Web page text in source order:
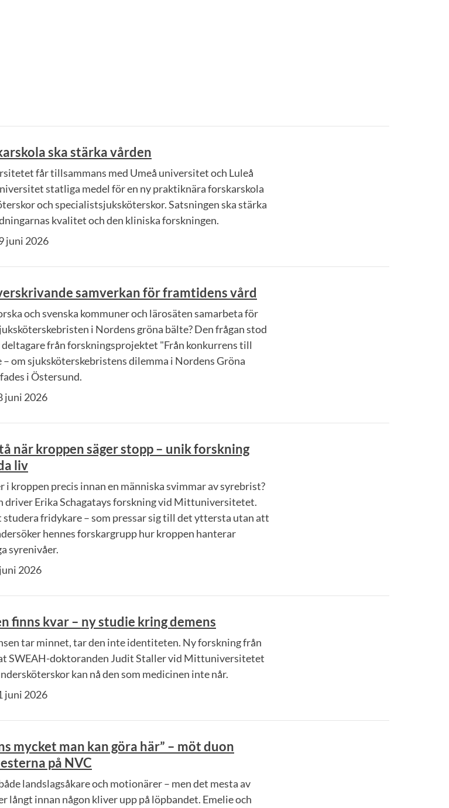
ska stärka vården
får tillsammans med Umeå universitet och Luleå
statliga medel för en ny praktiknära forskarskola
och specialistsjuksköterskor. Satsningen ska stärka
kvalitet och den kliniska forskningen.
juni 2026
samverkan för framtidens vård
och svenska kommuner och lärosäten samarbeta för
i Nordens gröna bälte? Den frågan stod
deltagare från forskningsprojektet "Från konkurrens till
– om sjuksköterskebristens dilemma i Nordens Gröna
i Östersund.
juni 2026
när kroppen säger stopp – unik forskning
liv
i kroppen precis innan en människa svimmar av syrebrist?
driver Erika Schagatays forskning vid Mittuniversitetet.
studera fridykare – som pressar sig till det yttersta utan att
hennes forskargrupp hur kroppen hanterar
syrenivåer.
2026
finns kvar – ny studie kring demens
tar minnet, tar den inte identiteten. Ny forskning från
SWEAH-doktoranden Judit Staller vid Mittuniversitetet
kan nå den som medicinen inte når.
juni 2026
mycket man kan göra här” – möt duon
på NVC
landslagsåkare och motionärer – men det mesta av
långt innan någon kliver upp på löpbandet. Emelie och